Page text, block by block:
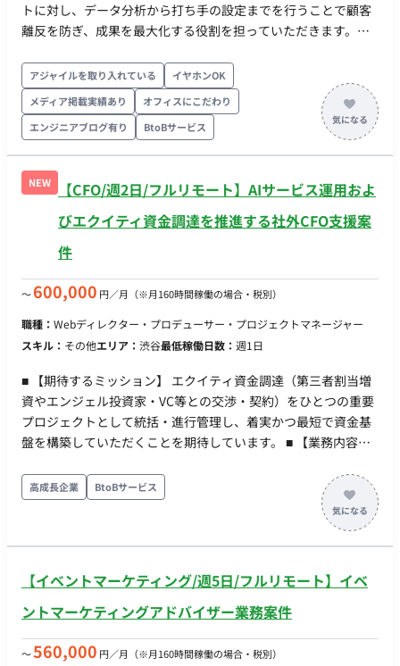
トに対し、データ分析から打ち手の設定までを行うことで顧客
離反を防ぎ、成果を最大化する役割を担っていただきます。
ているクライアント（主に人材業界、EC/D2C業界）へのマーケ
ティング支援およびデータ分析業務をご担当いただきます。 ■
戦略立案とコンサルティング【要件定義・設計】 ・顧客の事業
課題や目標を深く理解し、成果報酬型のマーケティング施策の
全体戦略の立案 ・各ファネルにおける目標値の設定と、施策内
容の具体化および提案 ■運用・改善業務【実装・テスト・保守
運用】 ・分析ツールで取得するデータをもとに数値レポートを
作成し、施策のパフォーマンスを定点観測 ・数字に基づいて課
善、ABテスト、新しい導線の追加など）を立案しメンバーへ指
示出し ・顧客への定期的なレポーティングや改善提案、成果共
有を実施 ■顧客コミュニケーション【要件定義・保守運用】 ・
新規・既存顧客との定期的なミーティングを実施し、信頼関係
を構築 ・営業や開発チームと連携し、顧客の要望やフィードバ
80時間以上 ・ リモート稼働：基本はフルリモートですが、顧客
折衝の内容によってはクライアント先へ出社する可能性があり
ます
アジャイルを取り入れている
イヤホンOK
メディア掲載実績あり
オフィスにこだわり
エンジニアブログ有り
BtoBサービス
NEW
【CFO/週2日/フルリモート】AIサービス運用およ
びエクイティ資金調達を推進する社外CFO支援案
件
〜600,000 円／月 （※月160時間稼働の場合・税別）
職種： Webディレクター・プロデューサー・プロジェクトマネージャー
スキル： その他エリア： 渋谷最低稼働日数： 週1日
■ 【期待するミッション】 エクイティ資金調達（第三者割当増
資やエンジェル投資家・VC等との交渉・契約）をひとつの重要
プロジェクトとして統括・進行管理し、着実かつ最短で資金基
盤を構築していただくことを期待しています。 ■ 【業務内容・
ナンスを中心とした調達シナリオの策定、投資家候補（エンジ
ェル投資家、VC等）の選定・アプローチ、ピッチ資料や財務モ
デルの精査・ブラッシュアップ、投資交渉および調達完了まで
のディレクション業務全般を担当していただきます。 ■ 【働き
ート稼働：フルリモート ・ フレックス稼働：可能
高成長企業 BtoBサービス
【イベントマーケティング/週5日/フルリモート】イベ
ントマーケティングアドバイザー業務案件
〜560,000 円／月 （※月160時間稼働の場合・税別）